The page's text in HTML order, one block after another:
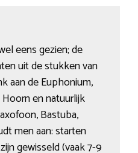
eens gezien; de
uit de stukken van
aan de Euphonium,
en natuurlijk
Bastuba,
men aan: starten
gewisseld (vaak 7-9